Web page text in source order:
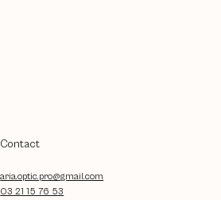
Contact
aria.optic.pro@gmail.com
03 21 15 76 53